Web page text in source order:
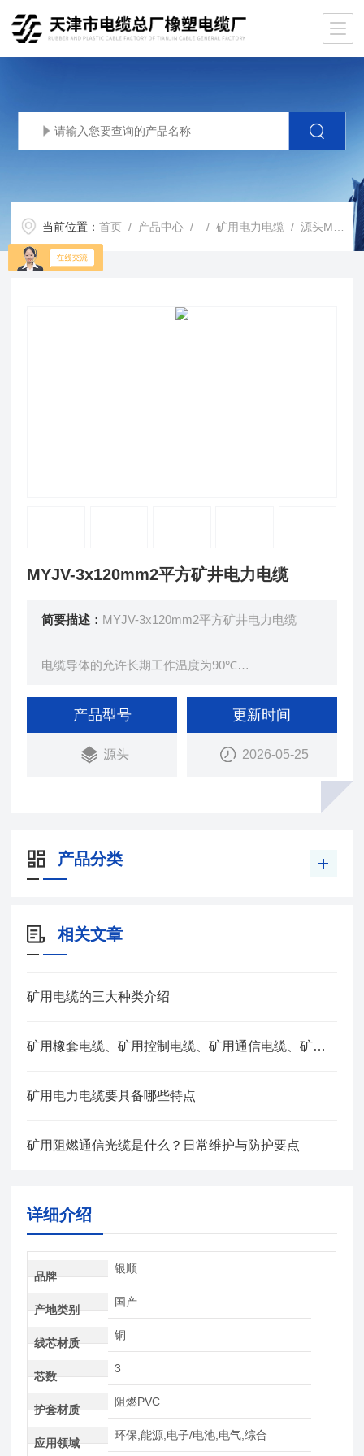
当前位置：首页 / 产品中心 / /矿用电力电缆 / 源头MYJV-3x120mm2平方矿井电力电缆
MYJV-3x120mm2平方矿井电力电缆
简要描述： MYJV-3x120mm2平方矿井电力电缆
电缆导体的允许长期工作温度为90℃
温度：250℃
电缆敷设时环境温度应不低于0℃。
产品型号
源头
更新时间
2026-05-25
产品分类
相关文章
矿用电缆的三大种类介绍
矿用橡套电缆、矿用控制电缆、矿用通信电缆、矿用电力电缆、矿用计算机电缆区别，看完不选错
矿用电力电缆要具备哪些特点
矿用阻燃通信光缆是什么？日常维护与防护要点
详细介绍
品牌
银顺
产地类别
国产
线芯材质
铜
芯数
3
护套材质
阻燃PVC
应用领域
环保,能源,电子/电池,电气,综合